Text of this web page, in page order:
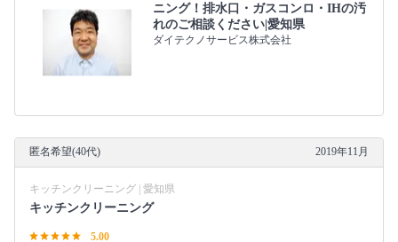
ニング！排水口・ガスコンロ・IHの汚
れのご相談ください|愛知県
ダイテクノサービス株式会社
匿名希望(40代) 2019年11月
キッチンクリーニング | 愛知県
キッチンクリーニング
5.00